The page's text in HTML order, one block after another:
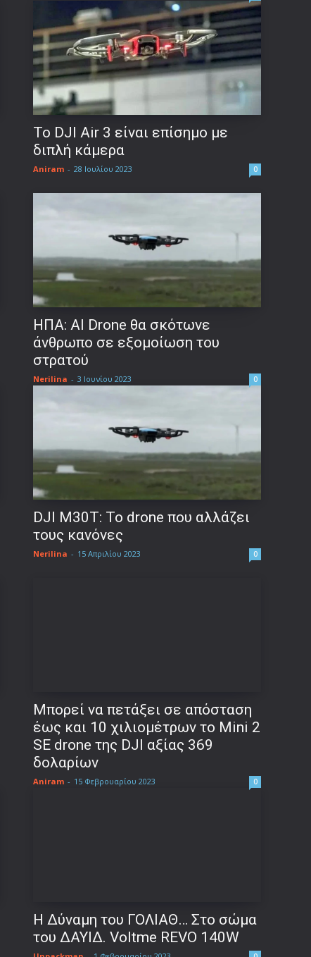
Το DJI Air 3 είναι επίσημο με
διπλή κάμερα
Aniram - 28 Ιουλίου 2023 0
ΗΠΑ: AI Drone θα σκότωνε
άνθρωπο σε εξομοίωση του
στρατού
Nerilina - 3 Ιουνίου 2023 0
DJI M30T: Το drone που αλλάζει
τους κανόνες
Nerilina - 15 Απριλίου 2023 0
Μπορεί να πετάξει σε απόσταση
έως και 10 χιλιομέτρων το Mini 2
SE drone της DJI αξίας 369
δολαρίων
Aniram - 15 Φεβρουαρίου 2023 0
Η Δύναμη του ΓΟΛΙΑΘ… Στο σώμα
του ΔΑΥΙΔ. Voltme REVO 140W